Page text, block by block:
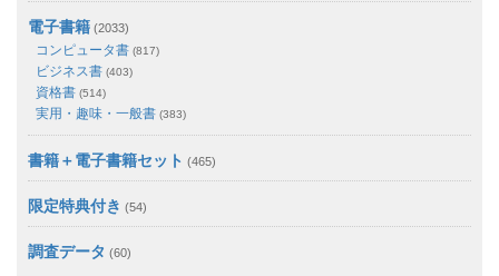
電子書籍 (2033)
コンピュータ書 (817)
ビジネス書 (403)
資格書 (514)
実用・趣味・一般書 (383)
書籍＋電子書籍セット (465)
限定特典付き (54)
調査データ (60)